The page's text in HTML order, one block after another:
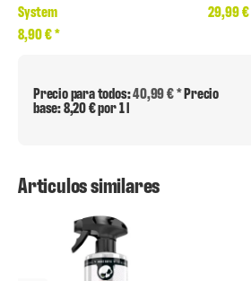
System
8,90 €*
29,99 €
Precio para todos:40,99 € *Precio
base:8,20 € por 1 l
Articulos similares